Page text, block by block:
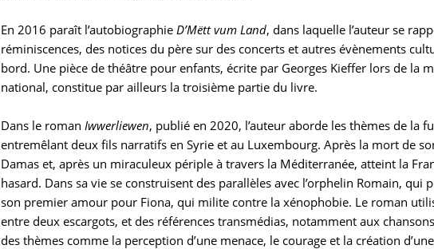
En 2016 paraît l’autobiographie D’Mëtt vum Land, dans laquelle l’auteur se
réminiscences, des notices du père sur des concerts et autres évènements
bord. Une pièce de théâtre pour enfants, écrite par Georges Kieffer lors de la
national, constitue par ailleurs la troisième partie du livre.
Dans le roman Iwwerliewen, publié en 2020, l’auteur aborde les thèmes de la
entremêlant deux fils narratifs en Syrie et au Luxembourg. Après la mort de
Damas et, après un miraculeux périple à travers la Méditerranée, atteint la
hasard. Dans sa vie se construisent des parallèles avec l’orphelin Romain,
son premier amour pour Fiona, qui milite contre la xénophobie. Le roman
entre deux escargots, et des références transmédias, notamment aux
des thèmes comme la perception d’une menace, le courage et la création